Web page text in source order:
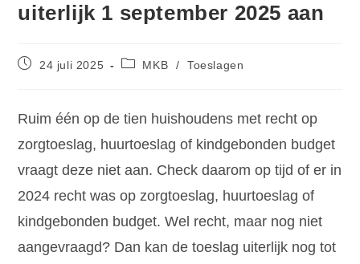
uiterlijk 1 september 2025 aan
24 juli 2025 MKB / Toeslagen
Ruim één op de tien huishoudens met recht op
zorgtoeslag, huurtoeslag of kindgebonden budget
vraagt deze niet aan. Check daarom op tijd of er in
2024 recht was op zorgtoeslag, huurtoeslag of
kindgebonden budget. Wel recht, maar nog niet
aangevraagd? Dan kan de toeslag uiterlijk nog tot